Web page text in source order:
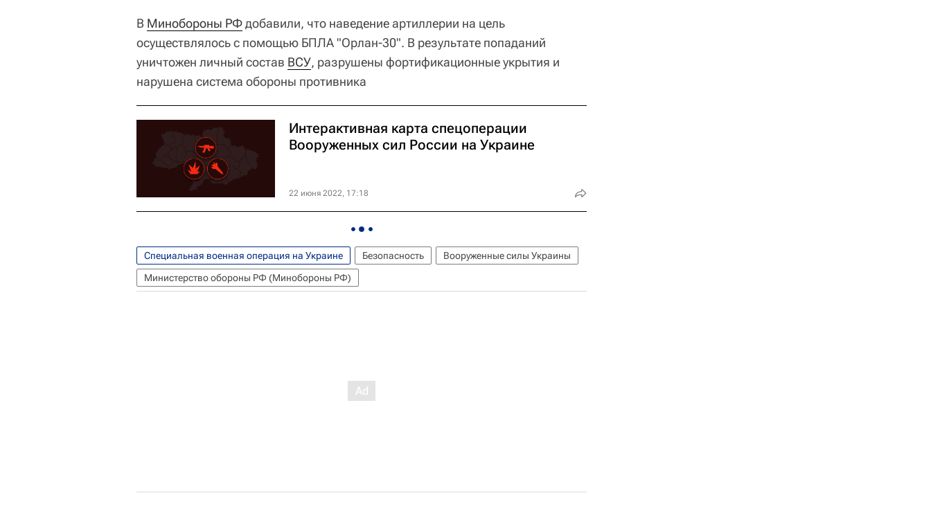
В Минобороны РФдобавили, что наведение артиллерии на цель
осуществлялось с помощью БПЛА "Орлан-30". В результате попаданий
уничтожен личный состав ВСУ, разрушены фортификационные укрытия и
нарушена система обороны противника
Интерактивная карта спецоперации
Вооруженных сил России на Украине
22 июня 2022, 17:18
Специальная военная операция на Украине Безопасность
Вооруженные силы Украины
Министерство обороны РФ (Минобороны РФ)